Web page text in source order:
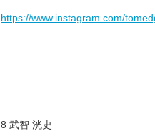
https://www.instagram.com/
8 武智 洸史